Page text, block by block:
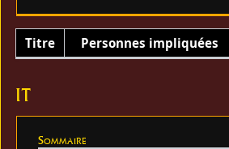
Titre Personnes impliquées
IT
Sommaire